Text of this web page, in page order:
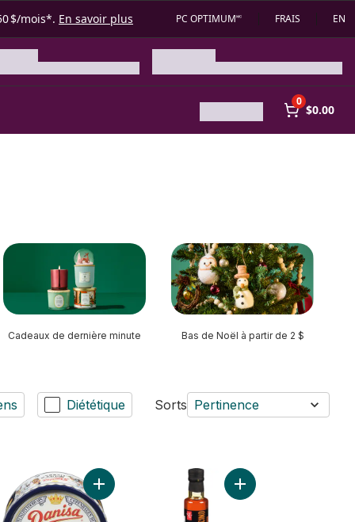
$/mois*. En savoir plus PC OPTIMUM🅪 FRAIS EN
0
$0.00
Cadeaux de dernière minute Bas de Noël à partir de 2 $
Diététique Sorts Pertinence
tranchés, 12 tranches au panier
moulu de torréfaction moyenne érable canadien au panier
Ajouter Biscuit au beurre au panierAjouter Huile D'Olive